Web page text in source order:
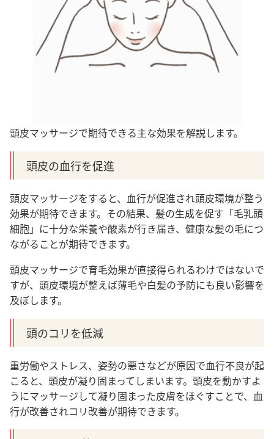
頭皮マッサージで期待できる主な効果を解説します。
頭皮の血行を促進
頭皮マッサージをすると、血行が促進され頭皮環境が整う
効果が期待できます。その結果、髪の生成を促す「毛乳頭
細胞」に十分な栄養や酸素が行き届き、健康な髪の毛につ
ながることが期待できます。
頭皮マッサージで育毛効果が直接得られるわけではないで
すが、頭皮環境が整えば薄毛や白髪の予防にも良い影響を
及ぼします。
頭のコリを低減
重労働やストレス、姿勢の悪さなどが原因で血行不良が起
こると、頭皮が凝り固まってしまいます。頭皮を動かすよ
うにマッサージして凝り固まった皮膚をほぐすことで、血
行が改善されコリ改善が期待できます。